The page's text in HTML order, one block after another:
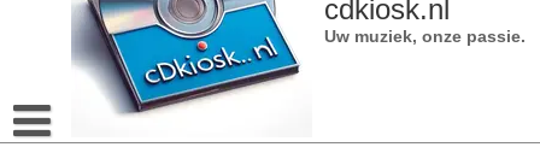
cdkiosk.nl
Uw muziek, onze passie.